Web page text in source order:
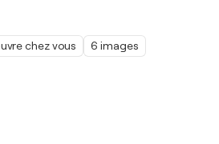
chez vous 6 images